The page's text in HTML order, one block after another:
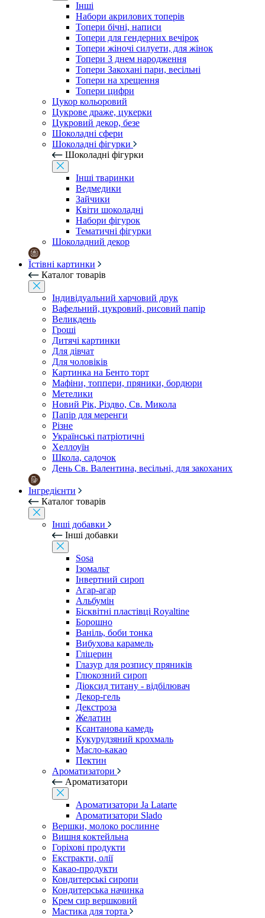
Інші
Набори акрилових топерів
Топери бічні, написи
Топери для гендерних вечірок
Топери жіночі силуети, для жінок
Топери З днем ​​народження
Топери Закохані пари, весільні
Топери на хрещення
Топери цифри
Цукор кольоровий
Цукрове драже, цукерки
Цукровий декор, безе
Шоколадні сфери
Шоколадні фігурки
Шоколадні фігурки
Інші тваринки
Ведмедики
Зайчики
Квіти шоколадні
Набори фігурок
Тематичні фігурки
Шоколадний декор
Їстівні картинки
Каталог товарів
Індивідуальний харчовий друк
Вафельний, цукровий, рисовий папір
Великдень
Гроші
Дитячі картинки
Для дівчат
Для чоловіків
Картинка на Бенто торт
Мафіни, топпери, пряники, бордюри
Метелики
Новий Рік, Різдво, Св. Микола
Папір для меренги
Різне
Українські патріотичні
Хеллоуїн
Школа, садочок
День Св. Валентина, весільні, для закоханих
Інгредієнти
Каталог товарів
Інші добавки
Інші добавки
Sosa
Ізомальт
Інвертний сироп
Агар-агар
Альбумін
Бісквітні пластівці Royaltine
Борошно
Ваніль, боби тонка
Вибухова карамель
Гліцерин
Глазур для розпису пряників
Глюкозний сироп
Діоксид титану - відбілювач
Декор-гель
Декстроза
Желатин
Ксантанова камедь
Кукурудзяний крохмаль
Масло-какао
Пектин
Ароматизатори
Ароматизатори
Ароматизатори Ja Latarte
Ароматизатори Slado
Вершки, молоко рослинне
Вишня коктейльна
Горіхові продукти
Екстракти, олії
Какао-продукти
Кондитерські сиропи
Кондитерська начинка
Крем сир вершковий
Мастика для торта